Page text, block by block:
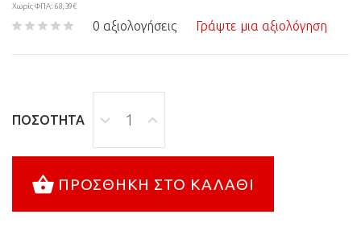
Χωρίς ΦΠΑ: 68,39€
0 αξιολογήσεις Γράψτε μια αξιολόγηση
ΠΟΣΌΤΗΤΑ
ΠΡΟΣΘΉΚΗ ΣΤΟ ΚΑΛΆΘΙ